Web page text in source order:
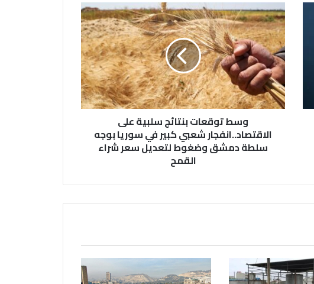
وسط
توقعات
بنتائج
سلبية
على
الاقتصاد..انفجار
شعبي
كبير
في
بوجه
سلطة
لتعديل
شراء
وسط توقعات بنتائج سلبية على
الاقتصاد..انفجار شعبي كبير في سوريا بوجه
سلطة دمشق وضغوط لتعديل سعر شراء
القمح